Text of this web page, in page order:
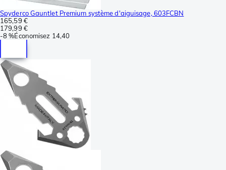
Spyderco Gauntlet Premium système d'aiguisage, 603FCBN
165,59 €
179,99 €
-8 %Économisez 14,40